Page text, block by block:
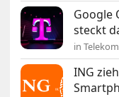
Google
steckt
in Telekom
ING